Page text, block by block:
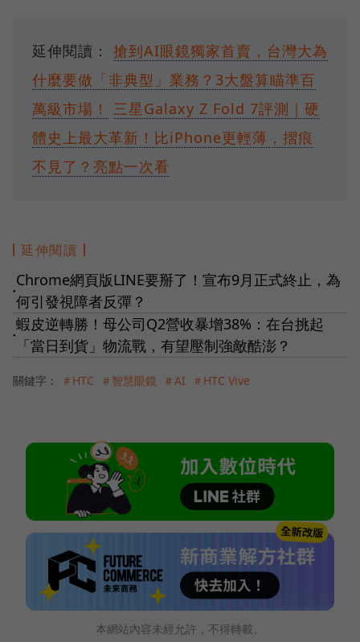
延伸閱讀： 搶到AI眼鏡獨家首賣，台灣大為
什麼要做「非典型」業務？3大盤算瞄準百
萬級市場！
三星Galaxy Z Fold 7評測｜硬
體史上最大革新！比iPhone更輕薄，摺痕
不見了？亮點一次看
延伸閱讀
●
Chrome網頁版LINE要掰了！宣布9月正式終止，為
何引發視障者反彈？
●
蝦皮逆轉勝！母公司Q2營收暴增38%：在台挑起
「當日到貨」物流戰，有望壓制強敵酷澎？
關鍵字： ＃HTC ＃智慧眼鏡 ＃AI ＃HTC Vive
本網站內容未經允許，不得轉載。